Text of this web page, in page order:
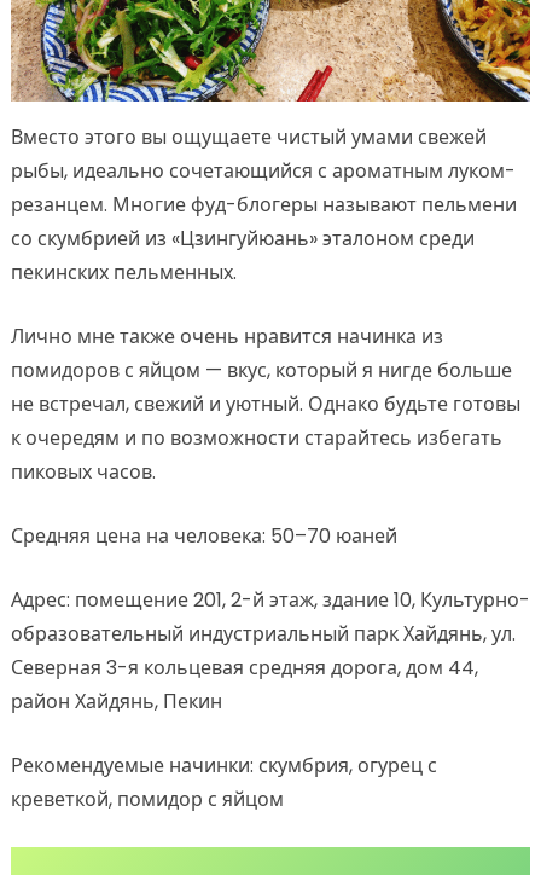
Вместо этого вы ощущаете чистый умами свежей
рыбы, идеально сочетающийся с ароматным луком-
резанцем. Многие фуд-блогеры называют пельмени
со скумбрией из «Цзингуйюань» эталоном среди
пекинских пельменных.
Лично мне также очень нравится начинка из
помидоров с яйцом — вкус, который я нигде больше
не встречал, свежий и уютный. Однако будьте готовы
к очередям и по возможности старайтесь избегать
пиковых часов.
Средняя цена на человека: 50–70 юаней
Адрес: помещение 201, 2-й этаж, здание 10, Культурно-
образовательный индустриальный парк Хайдянь, ул.
Северная 3-я кольцевая средняя дорога, дом 44,
район Хайдянь, Пекин
Рекомендуемые начинки: скумбрия, огурец с
креветкой, помидор с яйцом